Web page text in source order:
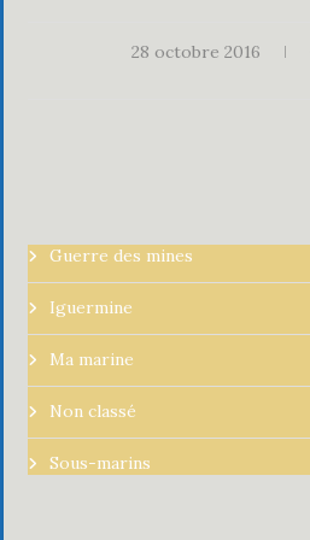
28 octobre 2016
Guerre des mines
Iguermine
Ma marine
Non classé
Sous-marins